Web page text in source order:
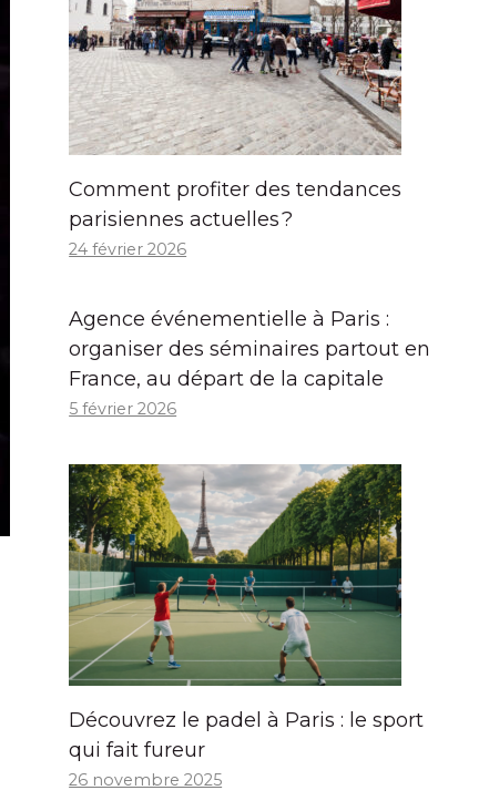
Comment profiter des tendances
parisiennes actuelles ?
24 février 2026
Agence événementielle à Paris :
organiser des séminaires partout en
France, au départ de la capitale
5 février 2026
Découvrez le padel à Paris : le sport
qui fait fureur
26 novembre 2025